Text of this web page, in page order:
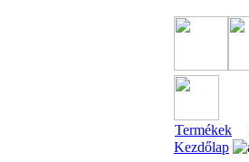
Termékek
Kezdőlap